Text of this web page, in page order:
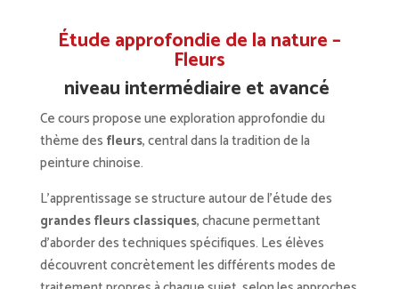
Étude approfondie de la nature –
Fleurs
niveau intermédiaire et avancé
Ce cours propose une exploration approfondie du
thème des fleurs, central dans la tradition de la
peinture chinoise.
L’apprentissage se structure autour de l’étude des
grandes fleurs classiques, chacune permettant
d’aborder des techniques spécifiques. Les élèves
découvrent concrètement les différents modes de